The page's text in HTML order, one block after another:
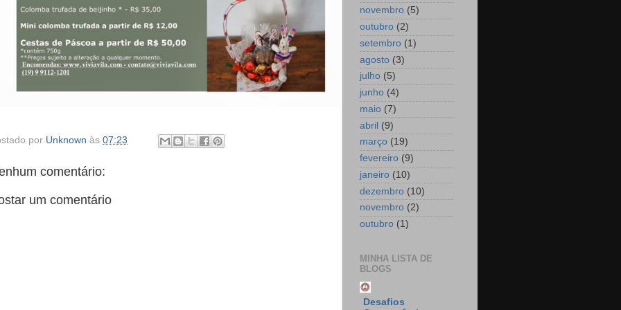
por Unknown às 07:23
comentário:
um comentário
novembro (5)
outubro (2)
setembro (1)
agosto (3)
julho (5)
junho (4)
maio (7)
abril (9)
março (19)
fevereiro (9)
janeiro (10)
dezembro (10)
novembro (2)
outubro (1)
MINHA LISTA DE
BLOGS
Desafios